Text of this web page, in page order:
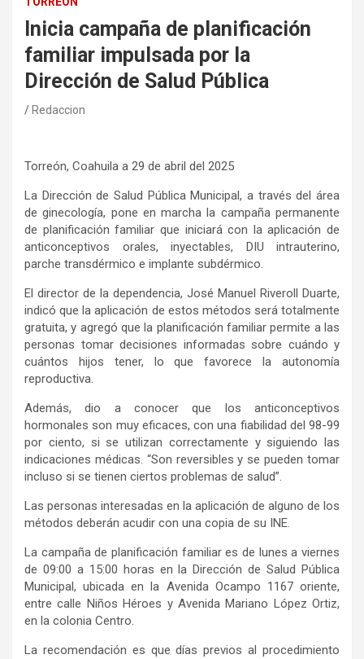
Inicia campaña de planificación
familiar impulsada por la
Dirección de Salud Pública
Redaccion
Torreón, Coahuila a 29 de abril del 2025
La Dirección de Salud Pública Municipal, a través del área
de ginecología, pone en marcha la campaña permanente
de planificación familiar que iniciará con la aplicación de
anticonceptivos orales, inyectables, DIU intrauterino,
parche transdérmico e implante subdérmico.
El director de la dependencia, José Manuel Riveroll Duarte,
indicó que la aplicación de estos métodos será totalmente
gratuita, y agregó que la planificación familiar permite a las
personas tomar decisiones informadas sobre cuándo y
cuántos hijos tener, lo que favorece la autonomía
reproductiva.
Además, dio a conocer que los anticonceptivos
hormonales son muy eficaces, con una fiabilidad del 98-99
por ciento, si se utilizan correctamente y siguiendo las
indicaciones médicas. “Son reversibles y se pueden tomar
incluso si se tienen ciertos problemas de salud”.
Las personas interesadas en la aplicación de alguno de los
métodos deberán acudir con una copia de su INE.
La campaña de planificación familiar es de lunes a viernes
de 09:00 a 15:00 horas en la Dirección de Salud Pública
Municipal, ubicada en la Avenida Ocampo 1167 oriente,
entre calle Niños Héroes y Avenida Mariano López Ortiz,
en la colonia Centro.
La recomendación es que días previos al procedimiento